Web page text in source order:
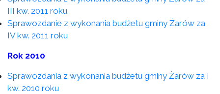
III kw. 2011 roku
Sprawozdanie z wykonania budżetu gminy Żarów za
IV kw. 2011 roku
Rok 2010
Sprawozdania z wykonania budżetu gminy Żarów za I
kw. 2010 roku